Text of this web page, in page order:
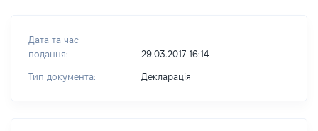
Дата та час
подання:
29.03.2017 16:14
Тип документа: Декларація